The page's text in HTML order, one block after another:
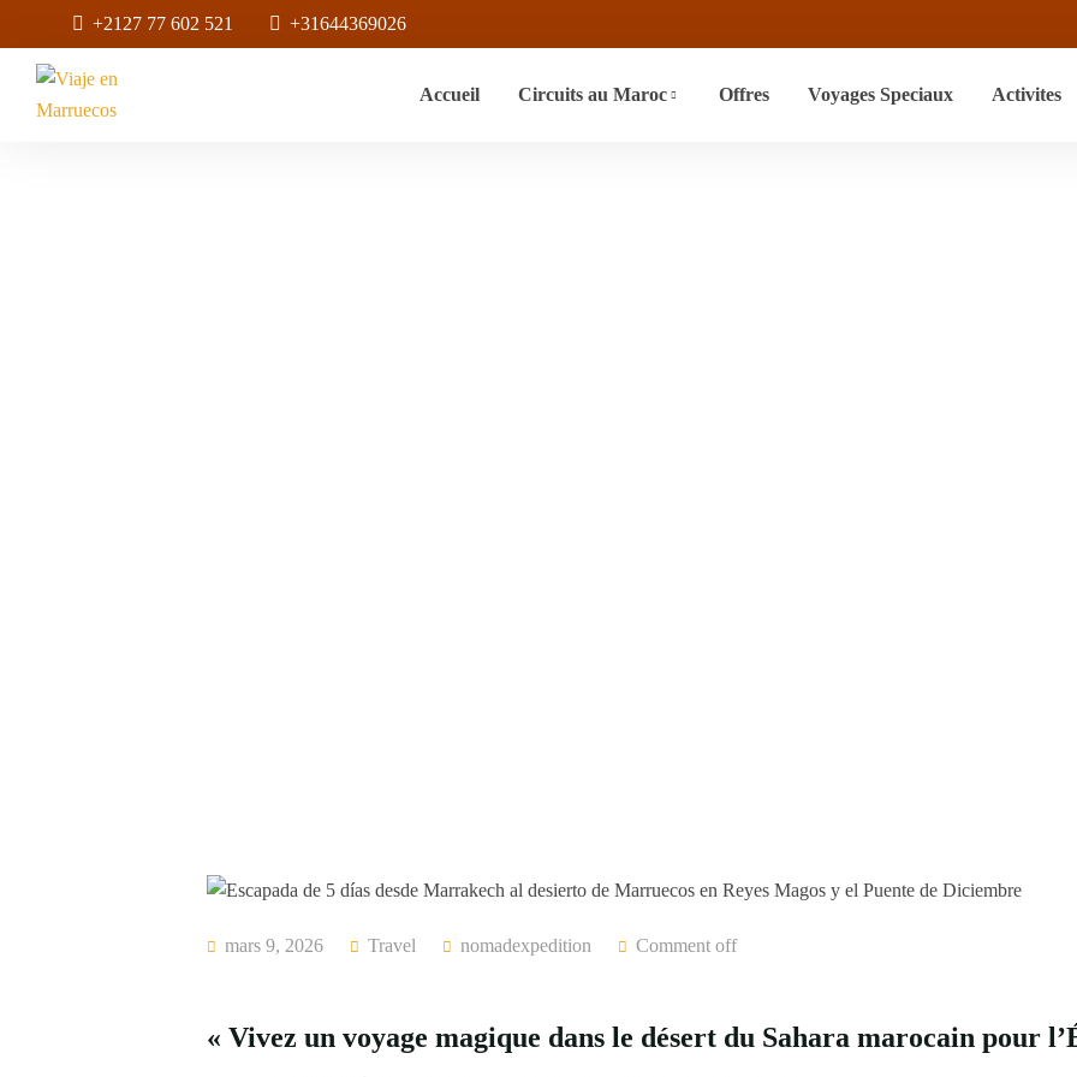
+2127 77 602 521 +31644369026
Accueil Circuits au Maroc Offres Voyages Speciaux Activites
mars 9, 2026 Travel nomadexpedition Comment off
« Vivez un voyage magique dans le désert du Sahara marocain pour